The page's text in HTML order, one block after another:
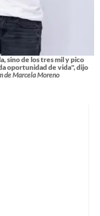
sino de los tres mil y pico
oportunidad de vida", dijo
de Marcela Moreno